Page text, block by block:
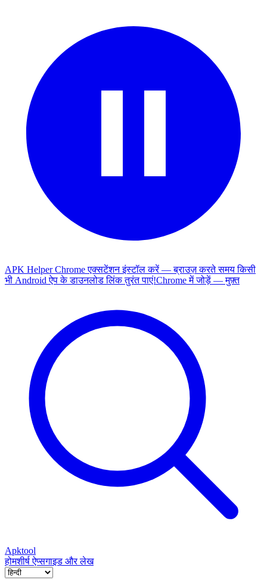
APK Helper Chrome एक्सटेंशन इंस्टॉल करें — ब्राउज़ करते समय किसी
भी Android ऐप के डाउनलोड लिंक तुरंत पाएं!Chrome में जोड़ें — मुफ़्त
Apktool
होमशीर्ष ऐप्सगाइड और लेख